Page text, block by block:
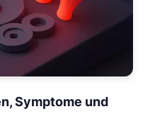
Symptome und